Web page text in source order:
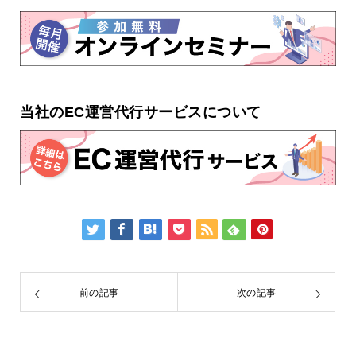
当社のEC運営代行サービスについて
前の記事 次の記事